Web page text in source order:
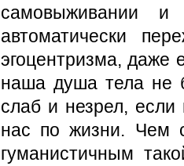
самовыживании
автоматически
эгоцентризма, даже
наша душа тела не
слаб и незрел, если
нас по жизни. Чем
гуманистичным